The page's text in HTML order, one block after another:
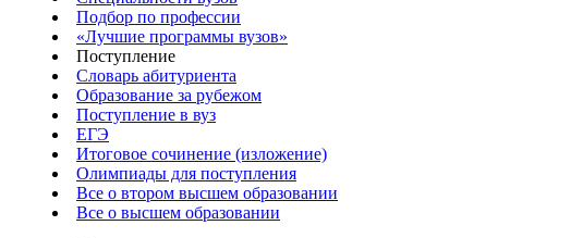
Подбор по профессии
«Лучшие программы вузов»
Поступление
Словарь абитуриента
Образование за рубежом
Поступление в вуз
ЕГЭ
Итоговое сочинение (изложение)
Олимпиады для поступления
Все о втором высшем образовании
Все о высшем образовании